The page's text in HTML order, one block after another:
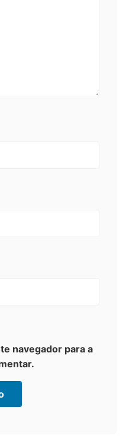
navegador para a